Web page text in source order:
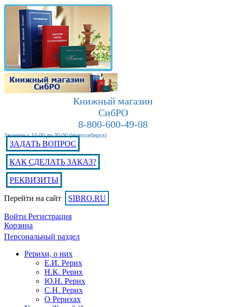
Книжный магазин
СибРО
8-800-600-49-08
Звоните с 10.00 до 20.00 (Новосибирск)
ЗАДАТЬ ВОПРОС
КАК СДЕЛАТЬ ЗАКАЗ?
РЕКВИЗИТЫ
Перейти на сайт SIBRO.RU
Войти Регистрация
Корзина
Персональный раздел
Рерихи, о них
Е.И. Рерих
Н.К. Рерих
Ю.Н. Рерих
С.Н. Рерих
О Рерихах